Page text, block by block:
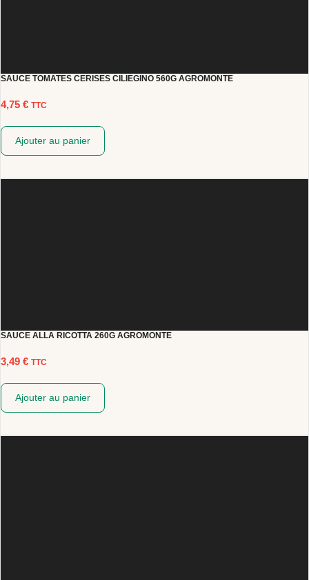
SAUCE TOMATES CERISES CILIEGINO 560G AGROMONTE
4,75 € TTC
Ajouter au panier
SAUCE ALLA RICOTTA 260G AGROMONTE
3,49 € TTC
Ajouter au panier